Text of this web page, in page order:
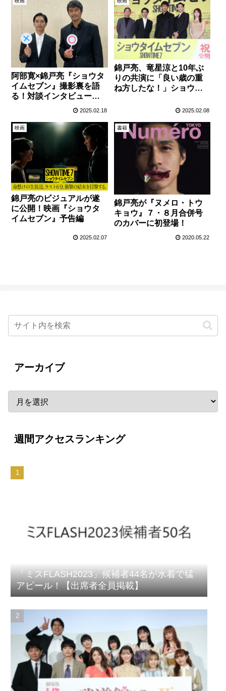
阿部寛×錦戸亮『ショウタ
イムセブン』撮影裏を語
る！対談インタビュー映
2025.02.18
錦戸亮、竜星涼と10年ぶ
りの共演に「良い歳の重
ね方したな！」ショウタ
2025.02.08
映画
錦戸亮のビジュアルが遂
に公開！映画『ショウタ
イムセブン』予告編
2025.02.07
書籍
錦戸亮が『ヌメロ・トウ
キョウ』７・８月合併号
のカバーに初登場！
2020.05.22
アーカイブ
週間アクセスランキング
「ミスFLASH2023」候補者44名が水着で猛
アピール！【出席者全員掲載】